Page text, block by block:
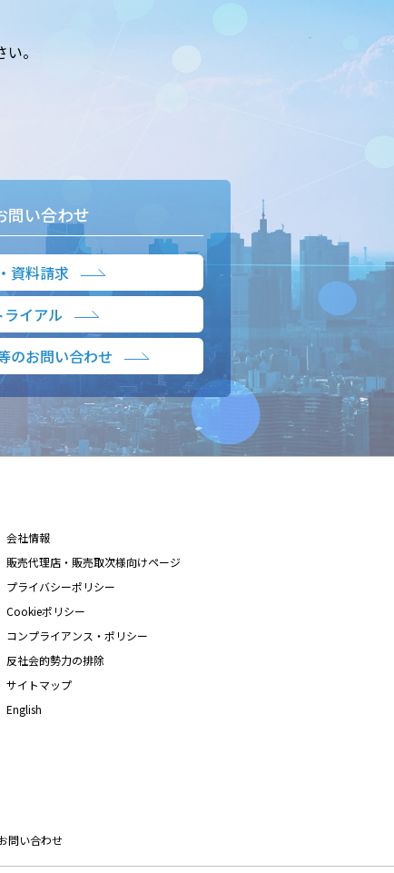
。
問い合わせ
資料請求
イアル
のお問い合わせ
会社情報
販売代理店・販売取次様向けページ
プライバシーポリシー
Cookieポリシー
コンプライアンス・ポリシー
反社会的勢力の排除
サイトマップ
English
問い合わせ